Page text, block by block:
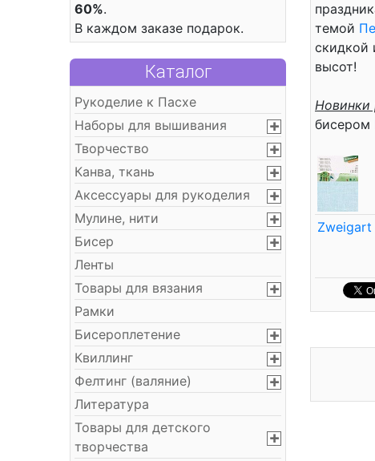
60%.
В каждом заказе подарок.
Каталог
Рукоделие к Пасхе
Наборы для вышивания
Творчество
Канва, ткань
Аксессуары для рукоделия
Мулине, нити
Бисер
Ленты
Товары для вязания
Рамки
Бисероплетение
Квиллинг
Фелтинг (валяние)
Литература
Товары для детского
творчества
темой
скидкой
высот!
Новинки
бисером
Zweigart